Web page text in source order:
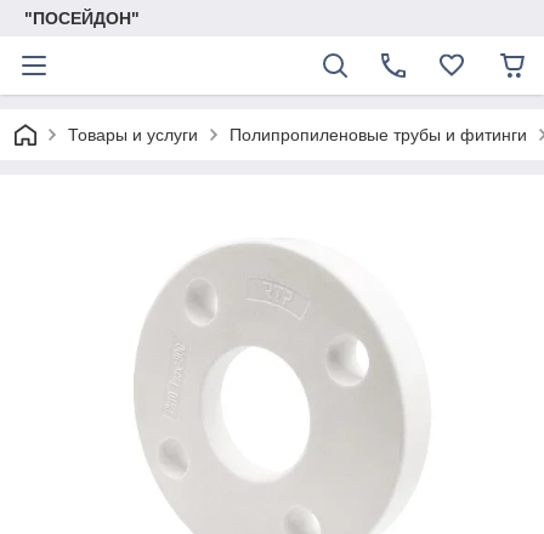
"ПОСЕЙДОН"
Товары и услуги Полипропиленовые трубы и фитинги